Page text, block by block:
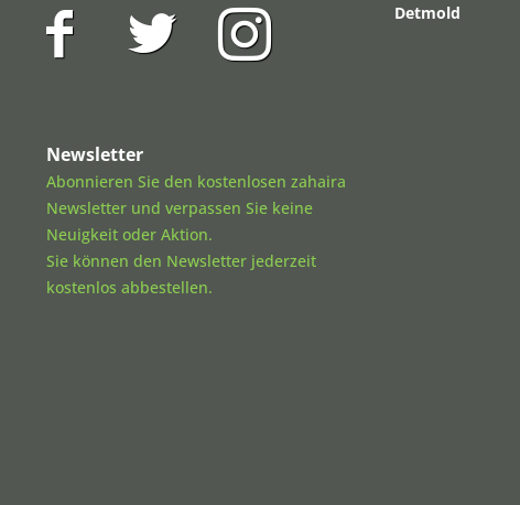
Newsletter
Abonnieren Sie den kostenlosen zahaira
Newsletter und verpassen Sie keine
Neuigkeit oder Aktion.
Sie können den Newsletter jederzeit
kostenlos abbestellen.
Detmold